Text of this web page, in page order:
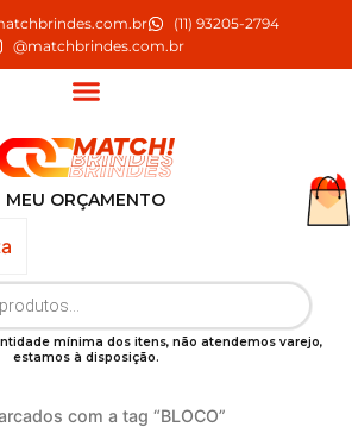
(11) 93205-2794
@matchbrindes.com.br
MEU ORÇAMENTO
mínima dos itens, não atendemos varejo,
estamos à disposição.
com a tag “BLOCO”